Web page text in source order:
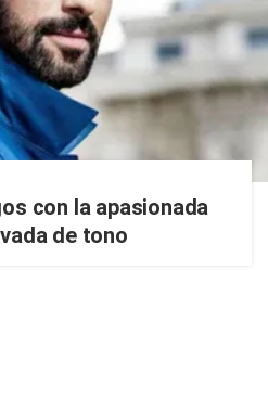
con la apasionada
de tono